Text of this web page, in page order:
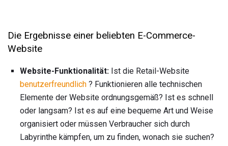
Die Ergebnisse einer beliebten E-Commerce-
Website
Website-Funktionalität: Ist die Retail-Website
benutzerfreundlich ? Funktionieren alle technischen
Elemente der Website ordnungsgemäß? Ist es schnell
oder langsam? Ist es auf eine bequeme Art und Weise
organisiert oder müssen Verbraucher sich durch
Labyrinthe kämpfen, um zu finden, wonach sie suchen?